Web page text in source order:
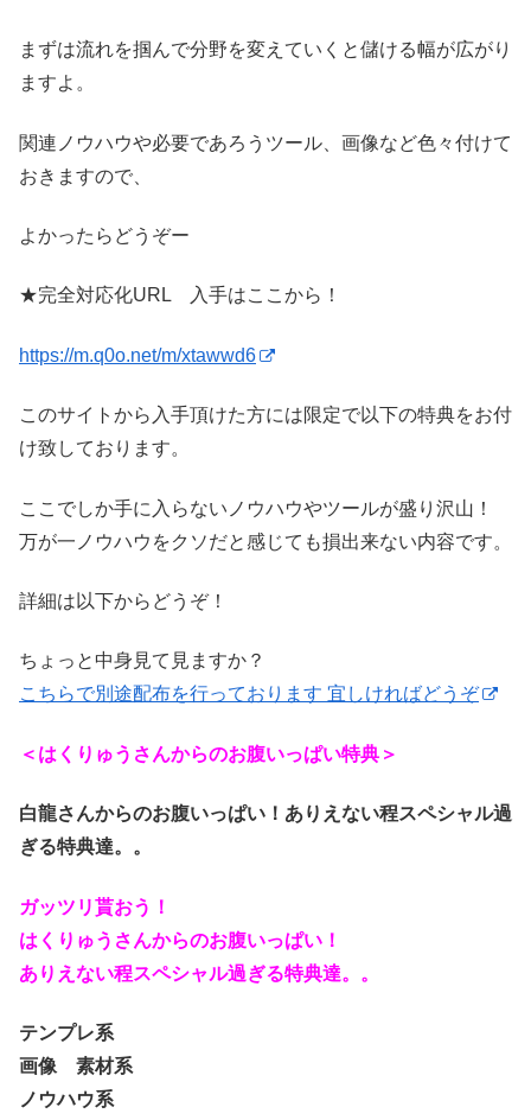
まずは流れを掴んで分野を変えていくと儲ける幅が広がり
ますよ。
関連ノウハウや必要であろうツール、画像など色々付けて
おきますので、
よかったらどうぞー
★完全対応化URL 入手はここから！
https://m.q0o.net/m/xtawwd6
このサイトから入手頂けた方には限定で以下の特典をお付
け致しております。
ここでしか手に入らないノウハウやツールが盛り沢山！
万が一ノウハウをクソだと感じても損出来ない内容です。
詳細は以下からどうぞ！
ちょっと中身見て見ますか？
こちらで別途配布を行っております 宜しければどうぞ
＜はくりゅうさんからのお腹いっぱい特典＞
白龍さんからのお腹いっぱい！ありえない程スペシャル過
ぎる特典達。。
ガッツリ貰おう！
はくりゅうさんからのお腹いっぱい！
ありえない程スペシャル過ぎる特典達。。
テンプレ系
画像 素材系
ノウハウ系